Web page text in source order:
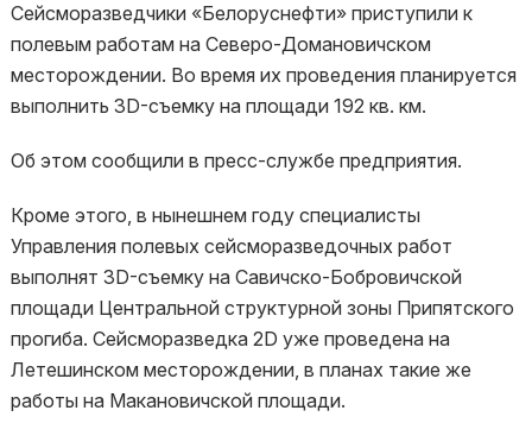
Сейсморазведчики «Белоруснефти» приступили к
полевым работам на Северо-Домановичском
месторождении. Во время их проведения планируется
выполнить 3D-съемку на площади 192 кв. км.
Об этом сообщили в пресс-службе предприятия.
Кроме этого, в нынешнем году специалисты
Управления полевых сейсморазведочных работ
выполнят 3D-съемку на Савичско-Бобровичской
площади Центральной структурной зоны Припятского
прогиба. Сейсморазведка 2D уже проведена на
Летешинском месторождении, в планах такие же
работы на Макановичской площади.